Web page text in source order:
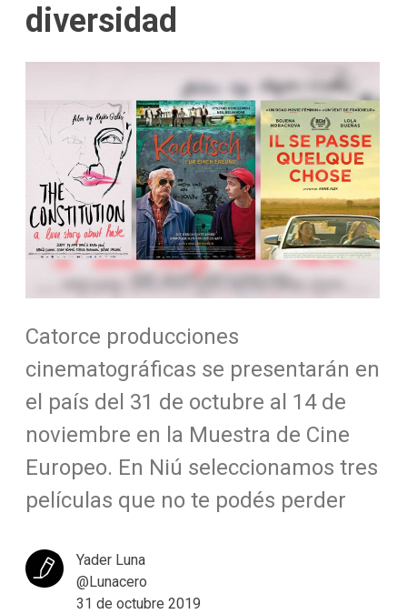
diversidad
Catorce producciones
cinematográficas se presentarán en
el país del 31 de octubre al 14 de
noviembre en la Muestra de Cine
Europeo. En Niú seleccionamos tres
películas que no te podés perder
Yader Luna
@Lunacero
31 de octubre 2019